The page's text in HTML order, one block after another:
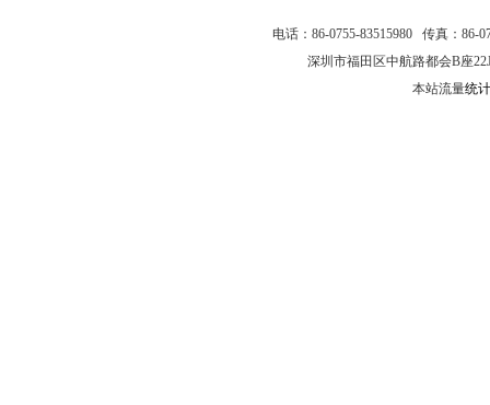
电话：86-0755-83515980 传真：86-
深圳市福田区中航路都会B座
本站流量统计